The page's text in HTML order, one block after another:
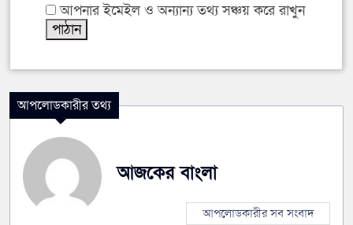
আপনার ইমেইল ও অন্যান্য তথ্য সঞ্চয় করে রাখুন
আপলোডকারীর তথ্য
আজকের বাংলা
আপলোডকারীর সব সংবাদ